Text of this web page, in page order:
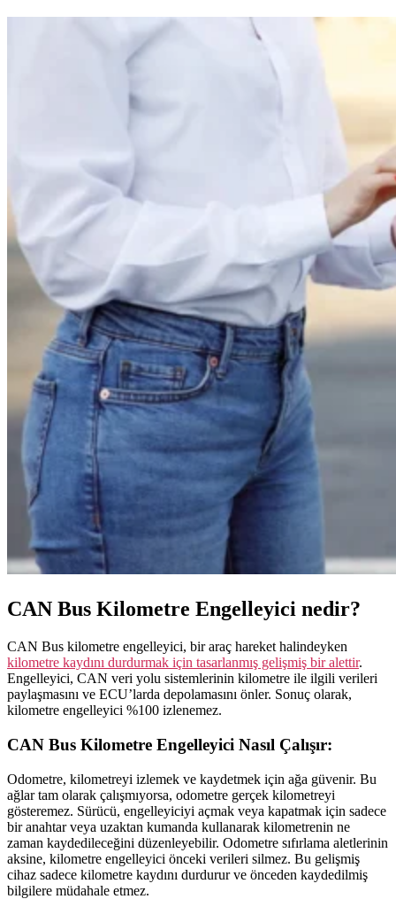
CAN Bus Kilometre Engelleyici nedir?
CAN Bus kilometre engelleyici, bir araç hareket halindeyken
kilometre kaydını durdurmak için tasarlanmış gelişmiş bir alettir.
Engelleyici, CAN veri yolu sistemlerinin kilometre ile ilgili verileri
paylaşmasını ve ECU’larda depolamasını önler. Sonuç olarak,
kilometre engelleyici %100 izlenemez.
CAN Bus Kilometre Engelleyici Nasıl Çalışır:
Odometre, kilometreyi izlemek ve kaydetmek için ağa güvenir. Bu
ağlar tam olarak çalışmıyorsa, odometre gerçek kilometreyi
gösteremez. Sürücü, engelleyiciyi açmak veya kapatmak için sadece
bir anahtar veya uzaktan kumanda kullanarak kilometrenin ne
zaman kaydedileceğini düzenleyebilir. Odometre sıfırlama aletlerinin
aksine, kilometre engelleyici önceki verileri silmez. Bu gelişmiş
cihaz sadece kilometre kaydını durdurur ve önceden kaydedilmiş
bilgilere müdahale etmez.